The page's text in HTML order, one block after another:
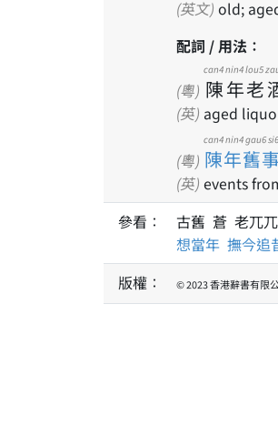
(英文) old;
配詞 / 用法：
(粵) 陳
can4
年
nin4
老
lou5
(英) aged
(粵) 陳年舊事
can4 nin4 gau6 si6
(英) events
參看：
古舊 蒼 老兀
想當年 撫今追
版權： © 2023 香港辭書有限